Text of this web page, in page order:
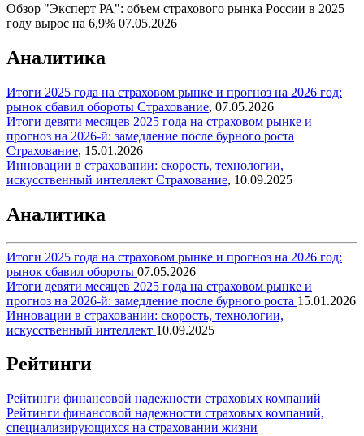
Обзор "Эксперт РА": объем страхового рынка России в 2025
году вырос на 6,9% 07.05.2026
Аналитика
Итоги 2025 года на страховом рынке и прогноз на 2026 год:
рынок сбавил обороты Страхование, 07.05.2026
Итоги девяти месяцев 2025 года на страховом рынке и
прогноз на 2026-й: замедление после бурного роста
Страхование, 15.01.2026
Инновации в страховании: скорость, технологии,
искусственный интеллект Страхование, 10.09.2025
Аналитика
Итоги 2025 года на страховом рынке и прогноз на 2026 год:
рынок сбавил обороты 07.05.2026
Итоги девяти месяцев 2025 года на страховом рынке и
прогноз на 2026-й: замедление после бурного роста 15.01.2026
Инновации в страховании: скорость, технологии,
искусственный интеллект 10.09.2025
Рейтинги
Рейтинги финансовой надежности страховых компаний
Рейтинги финансовой надежности страховых компаний,
специализирующихся на страховании жизни